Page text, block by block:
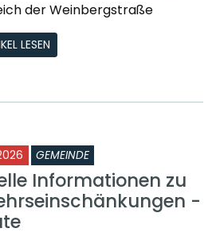
der Weinbergstraße
LESEN
GEMEINDE
Informationen zu
-